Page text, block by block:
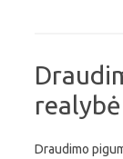
realybė
Draudimo